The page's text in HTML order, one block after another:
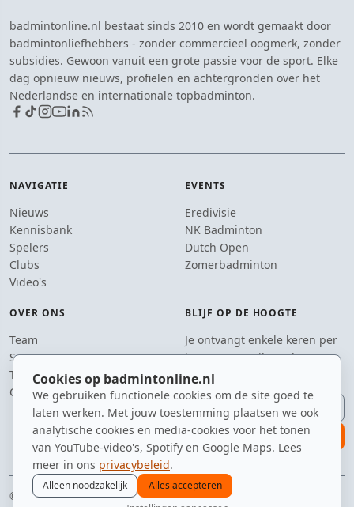
Cookies op badmintonline.nl
We gebruiken functionele cookies om de site goed te
laten werken. Met jouw toestemming plaatsen we ook
analytische cookies en media-cookies voor het tonen
van YouTube-video's, Spotify en Google Maps. Lees
meer in ons privacybeleid.
Alleen noodzakelijk
Alles accepteren
badmintonline.nl bestaat sinds 2010 en wordt gemaakt door
badmintonliefhebbers - zonder commercieel oogmerk, zonder
subsidies. Gewoon vanuit een grote passie voor de sport. Elke
dag opnieuw nieuws, profielen en achtergronden over het
Nederlandse en internationale topbadminton.
NAVIGATIE
Nieuws
Kennisbank
Spelers
Clubs
Video's
EVENTS
Eredivisie
NK Badminton
Dutch Open
Zomerbadminton
OVER ONS
Team
Supporters
Tip de redactie
Contact
BLIJF OP DE HOOGTE
Je ontvangt enkele keren per
jaar een e-mail met het
laatste badmintonnieuws.
E-mailadres
aanmelden
© 2010–2026 badmintonline.nl · getest op snelheid, precisie en een beetje